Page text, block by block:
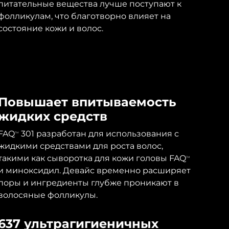
вещества лучше поступают к
что благотворно влияет на
кожи и волос.
впитываемость
средств
TM
301 разработан для использования с
средствами для роста волос,
как сыворотка для кожи головы FAQTM
миноксидил. Девайс временно расширяет
и ингредиенты глубже проникают в
фолликулы.
ультрагигиеничных